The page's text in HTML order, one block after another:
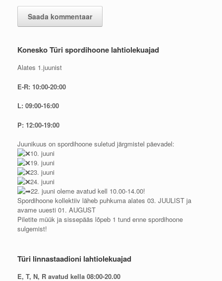
Konesko Türi spordihoone lahtiolekuajad
Alates 1.juunist
E-R: 10:00-20:00
L: 09:00-16:00
P: 12:00-19:00
Juunikuus on spordihoone suletud järgmistel päevadel:
10. juuni
19. juuni
23. juuni
24. juuni
22. juuni oleme avatud kell 10.00-14.00!
Spordihoone kollektiiv läheb puhkuma alates 03. JUULIST ja
avame uuesti 01. AUGUST
Piletite müük ja sissepääs lõpeb 1 tund enne spordihoone
sulgemist!
Türi linnastaadioni lahtiolekuajad
E, T, N, R avatud kella 08:00-20.00